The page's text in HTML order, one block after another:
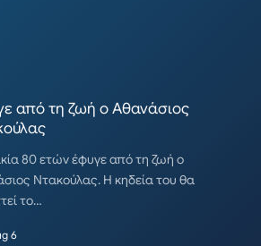
από τη ζωή ο Αθανάσιος
80 ετών έφυγε από τη ζωή ο
Ντακούλας. Η κηδεία του θα
το…
6